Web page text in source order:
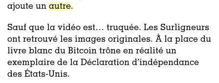
ajoute un autre.
Sauf que la vidéo est… truquée. Les Surligneurs
ont retrouvé les images originales. À la place du
livre blanc du Bitcoin trône en réalité un
exemplaire de la Déclaration d’indépendance
des États-Unis.